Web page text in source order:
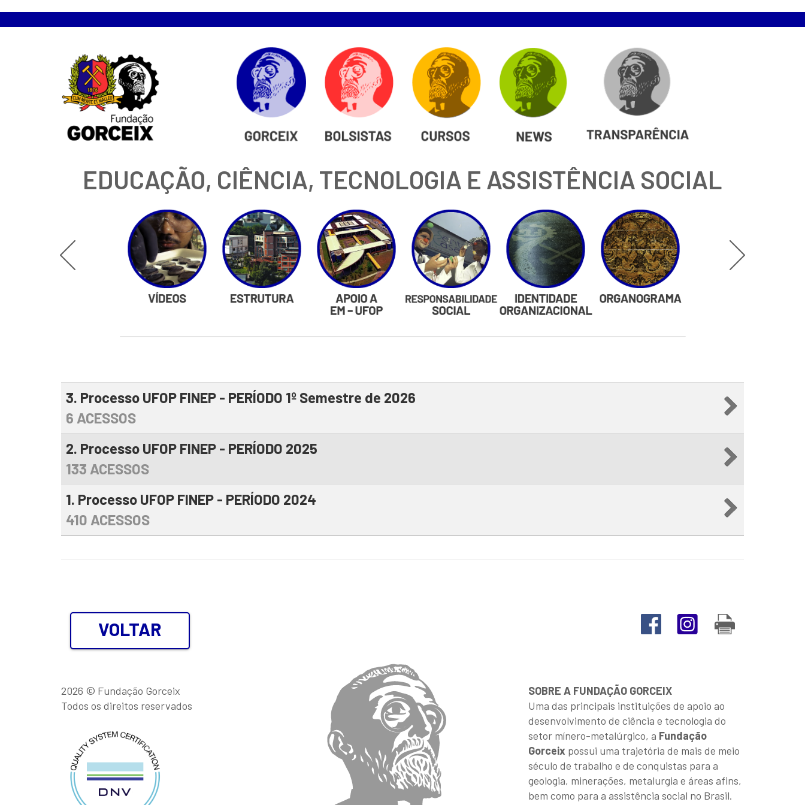
EDUCAÇÃO, CIÊNCIA, TECNOLOGIA E ASSISTÊNCIA SOCIAL
3. Processo UFOP FINEP - PERÍODO 1º Semestre de 2026
6 ACESSOS
2. Processo UFOP FINEP - PERÍODO 2025
133 ACESSOS
1. Processo UFOP FINEP - PERÍODO 2024
410 ACESSOS
VOLTAR
2026 © Fundação Gorceix
Todos os direitos reservados
SOBRE A FUNDAÇÃO GORCEIX
Uma das principais instituições de apoio ao
desenvolvimento de ciência e tecnologia do
setor mínero-metalúrgico, a Fundação
Gorceix possui uma trajetória de mais de meio
século de trabalho e de conquistas para a
geologia, minerações, metalurgia e áreas afins,
bem como para a assistência social no Brasil.